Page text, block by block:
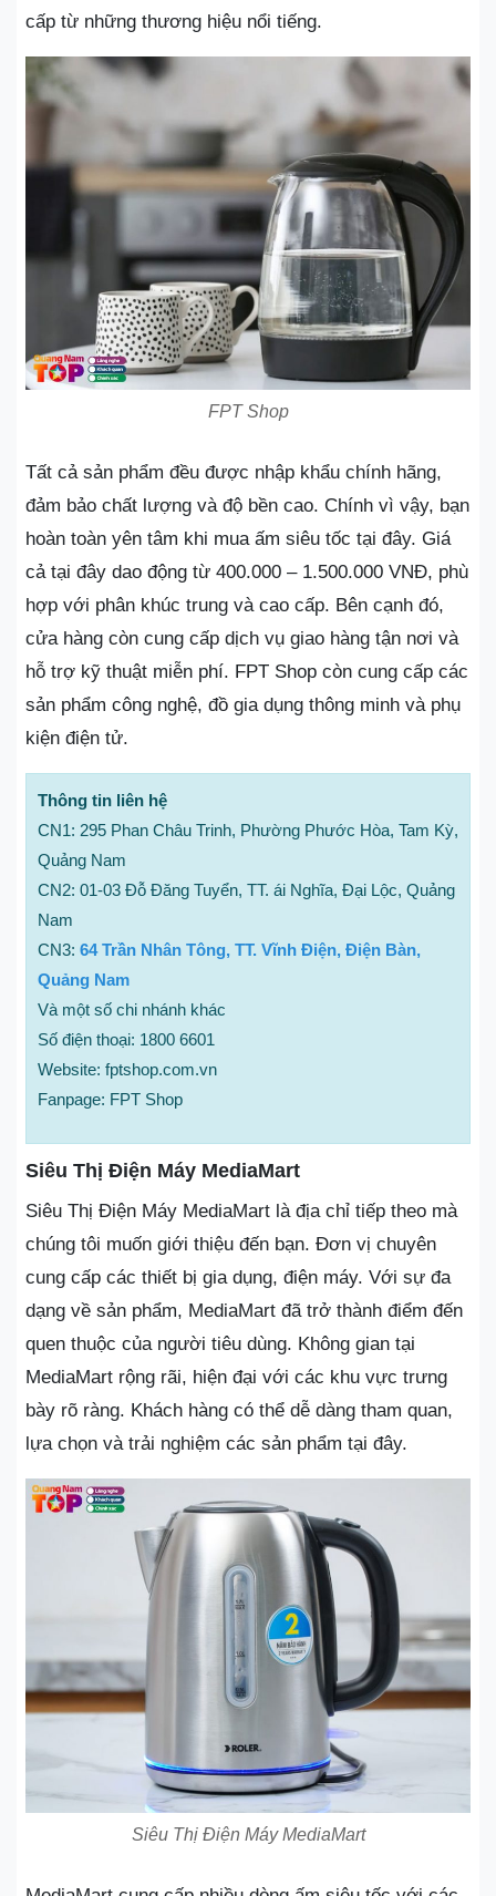
cấp từ những thương hiệu nổi tiếng.
FPT Shop
Tất cả sản phẩm đều được nhập khẩu chính hãng,
đảm bảo chất lượng và độ bền cao. Chính vì vậy, bạn
hoàn toàn yên tâm khi mua ấm siêu tốc tại đây. Giá
cả tại đây dao động từ 400.000 – 1.500.000 VNĐ, phù
hợp với phân khúc trung và cao cấp. Bên cạnh đó,
cửa hàng còn cung cấp dịch vụ giao hàng tận nơi và
hỗ trợ kỹ thuật miễn phí. FPT Shop còn cung cấp các
sản phẩm công nghệ, đồ gia dụng thông minh và phụ
kiện điện tử.
Thông tin liên hệ
CN1: 295 Phan Châu Trinh, Phường Phước Hòa, Tam Kỳ,
Quảng Nam
CN2: 01-03 Đỗ Đăng Tuyển, TT. ái Nghĩa, Đại Lộc, Quảng
Nam
CN3: 64 Trần Nhân Tông, TT. Vĩnh Điện, Điện Bàn,
Quảng Nam
Và một số chi nhánh khác
Số điện thoại: 1800 6601
Website: fptshop.com.vn
Fanpage: FPT Shop
Siêu Thị Điện Máy MediaMart
Siêu Thị Điện Máy MediaMart là địa chỉ tiếp theo mà
chúng tôi muốn giới thiệu đến bạn. Đơn vị chuyên
cung cấp các thiết bị gia dụng, điện máy. Với sự đa
dạng về sản phẩm, MediaMart đã trở thành điểm đến
quen thuộc của người tiêu dùng. Không gian tại
MediaMart rộng rãi, hiện đại với các khu vực trưng
bày rõ ràng. Khách hàng có thể dễ dàng tham quan,
lựa chọn và trải nghiệm các sản phẩm tại đây.
Siêu Thị Điện Máy MediaMart